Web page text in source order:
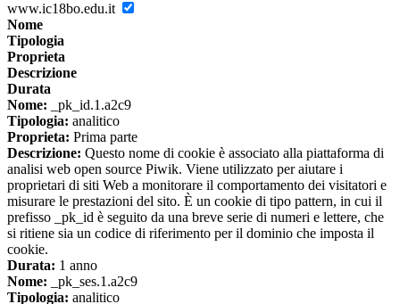
www.ic18bo.edu.it
Nome
Tipologia
Proprieta
Descrizione
Durata
Nome: _pk_id.1.a2c9
Tipologia: analitico
Proprieta: Prima parte
Descrizione: Questo nome di cookie è associato alla piattaforma di
analisi web open source Piwik. Viene utilizzato per aiutare i
proprietari di siti Web a monitorare il comportamento dei visitatori e
misurare le prestazioni del sito. È un cookie di tipo pattern, in cui il
prefisso _pk_id è seguito da una breve serie di numeri e lettere, che
si ritiene sia un codice di riferimento per il dominio che imposta il
cookie.
Durata: 1 anno
Nome: _pk_ses.1.a2c9
Tipologia: analitico